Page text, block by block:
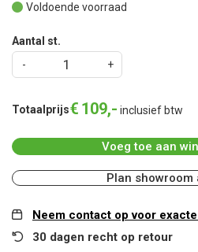
Voldoende voorraad
Aantal st.
Totaalprijs€ 109,- inclusief btw
Voeg toe aan
Plan
Neem contact op voor
30 dagen recht op retour